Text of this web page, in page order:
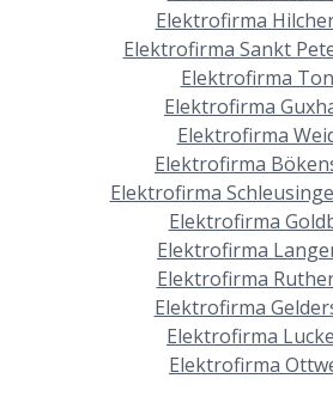
Elektrofirma
Elektrofirma Sankt
Elektrofirma
Elektrofirma
Elektrofirma
Elektrofirma
Elektrofirma
Elektrofirma
Elektrofirma
Elektrofirma
Elektrofirma
Elektrofirma
Elektrofirma